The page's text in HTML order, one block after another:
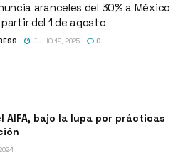
aranceles del 30% a México
partir del 1 de agosto
JULIO 12, 2025 0
AIFA, bajo la lupa por prácticas